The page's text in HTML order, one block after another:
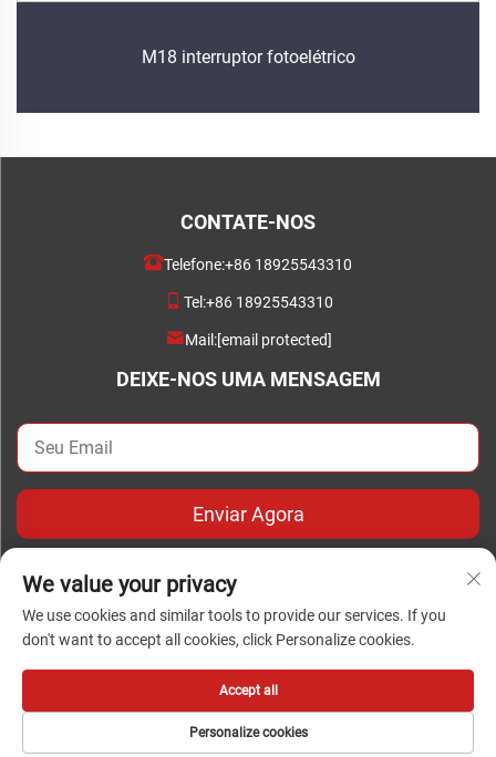
M18 interruptor fotoelétrico
CONTATE-NOS
Telefone:+86 18925543310
Tel:+86 18925543310
Mail:[email protected]
DEIXE-NOS UMA MENSAGEM
Enviar Agora
Automation Co., Ltd. todos os direitos reservados
We value your privacy
We use cookies and similar tools to provide our services. If you
don't want to accept all cookies, click Personalize cookies.
Personalize cookies
Accept all